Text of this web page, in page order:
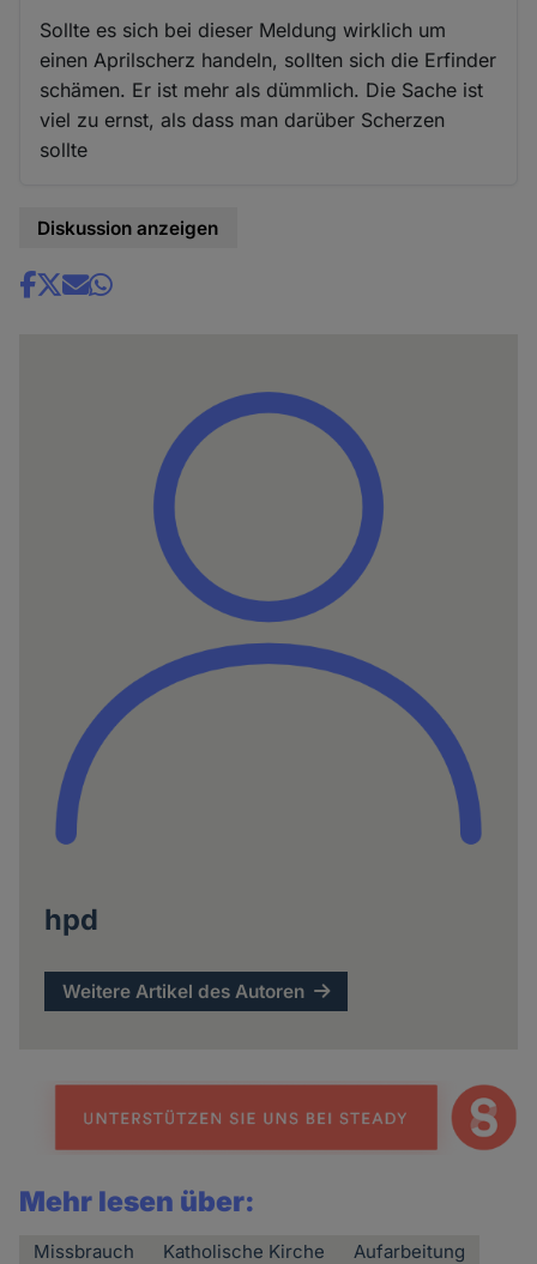
Sollte es sich bei dieser Meldung wirklich um
einen Aprilscherz handeln, sollten sich die Erfinder
schämen. Er ist mehr als dümmlich. Die Sache ist
viel zu ernst, als dass man darüber Scherzen
sollte
Diskussion anzeigen
Share
hpd
Weitere Artikel des Autoren
Mehr lesen über:
Missbrauch Katholische Kirche
Aufarbeitung